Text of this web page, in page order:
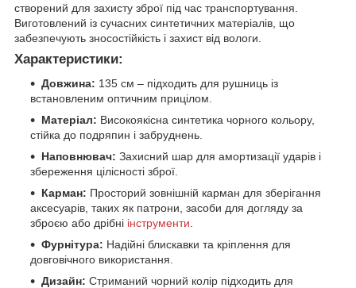
створений для захисту зброї під час транспортування.
Виготовлений із сучасних синтетичних матеріалів, що
забезпечують зносостійкість і захист від вологи.
Характеристики:
Довжина: 135 см – підходить для рушниць із
встановленим оптичним прицілом.
Матеріал: Високоякісна синтетика чорного кольору,
стійка до подряпин і забруднень.
Наповнювач: Захисний шар для амортизації ударів і
збереження цілісності зброї.
Карман: Просторий зовнішній карман для зберігання
аксесуарів, таких як патрони, засоби для догляду за
зброєю або дрібні інструменти
Фурнітура: Надійні блискавки та кріплення для
довговічного використання.
Дизайн: Стриманий чорний колір підходить для